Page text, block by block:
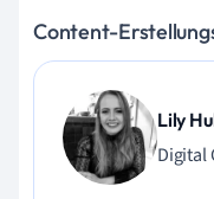
Content-
Lily
Digital